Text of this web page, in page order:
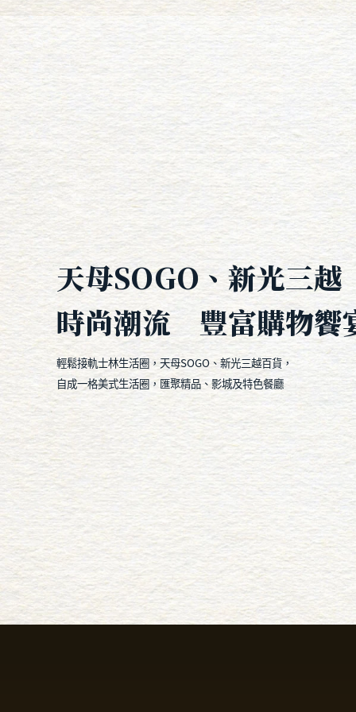
天母SOGO、新光三越
時尚潮流 豐富購物饗
輕鬆接軌士林生活圈，天母SOGO、新光三越百貨，
自成一格美式生活圈，匯聚精品、影城及特色餐廳